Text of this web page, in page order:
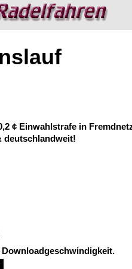
¢ Einwahlstrafe in
deutschlandweit!